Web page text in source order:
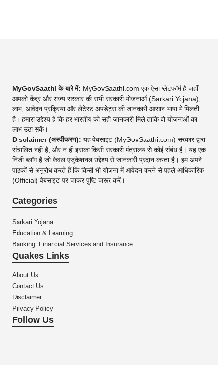
MyGovSaathi के बारे में: MyGovSaathi.com एक ऐसा प्लेटफॉर्म है जहाँ
आपको केंद्र और राज्य सरकार की सभी सरकारी योजनाओं (Sarkari Yojana),
लाभ, आवेदन प्रक्रिया और लेटेस्ट अपडेट्स की जानकारी आसान भाषा में मिलती
है। हमारा उद्देश्य है कि हर भारतीय को सही जानकारी मिले ताकि वो योजनाओं का
लाभ उठा सकें।
Disclaimer (अस्वीकरण): यह वेबसाइट (MyGovSaathi.com) सरकार द्वारा
संचालित नहीं है, और न ही इसका किसी सरकारी मंत्रालय से कोई संबंध है। यह एक
निजी ब्लॉग है जो केवल एजुकेशनल उद्देश्य से जानकारी प्रदान करता है। हम अपने
पाठकों से अनुरोध करते हैं कि किसी भी योजना में आवेदन करने से पहले आधिकारिक
(Official) वेबसाइट पर जाकर पुष्टि जरूर करें।
Categories
Sarkari Yojana
Education & Learning
Banking, Financial Services and Insurance
Quakes Links
About Us
Contact Us
Disclaimer
Privacy Policy
Follow Us